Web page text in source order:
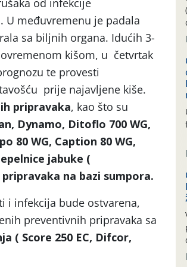
od infekcije
U međuvremenu je padala
sa biljnih organa. Idućih 3-
kišom, u četvrtak
te provesti
prije najavljene kiše.
pripravaka, kao što su
Dynamo, Ditoflo 700 WG,
80 WG, Caption 80 WG,
jabuke (
na bazi sumpora.
i infekcija bude ostvarena,
preventivnih pripravaka sa
( Score 250 EC, Difcor,